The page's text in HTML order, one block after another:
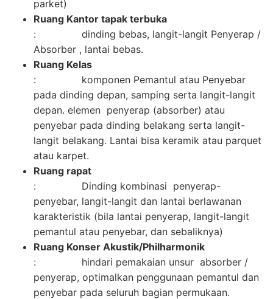
parket)
Ruang Kantor tapak terbuka
: dinding bebas, langit-langit Penyerap /
Absorber , lantai bebas.
Ruang Kelas
: komponen Pemantul atau Penyebar
pada dinding depan, samping serta langit-langit
depan. elemen penyerap (absorber) atau
penyebar pada dinding belakang serta langit-
langit belakang. Lantai bisa keramik atau parquet
atau karpet.
Ruang rapat
: Dinding kombinasi penyerap-
penyebar, langit-langit dan lantai berlawanan
karakteristik (bila lantai penyerap, langit-langit
pemantul atau penyebar, dan sebaliknya)
Ruang Konser Akustik/Philharmonik
: hindari pemakaian unsur absorber /
penyerap, optimalkan penggunaan pemantul dan
penyebar pada seluruh bagian permukaan.